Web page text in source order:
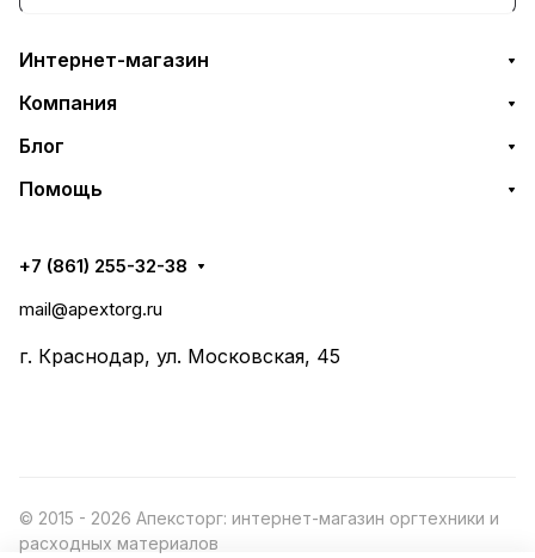
Интернет-магазин
Компания
Блог
Помощь
+7 (861) 255-32-38
mail@apextorg.ru
г. Краснодар, ул. Московская, 45
© 2015 - 2026 Апексторг: интернет-магазин оргтехники и
расходных материалов